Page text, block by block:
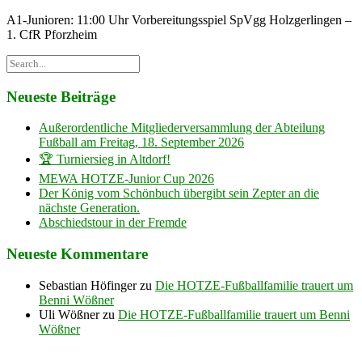
A1-Junioren: 11:00 Uhr Vorbereitungsspiel SpVgg Holzgerlingen –
1. CfR Pforzheim
Neueste Beiträge
Außerordentliche Mitgliederversammlung der Abteilung
Fußball am Freitag, 18. September 2026
🏆 Turniersieg in Altdorf!
MEWA HOTZE-Junior Cup 2026
Der König vom Schönbuch übergibt sein Zepter an die
nächste Generation.
Abschiedstour in der Fremde
Neueste Kommentare
Sebastian Höfingerzu Die HOTZE-Fußballfamilie trauert um
Benni Wößner
Uli Wößnerzu Die HOTZE-Fußballfamilie trauert um Benni
Wößner